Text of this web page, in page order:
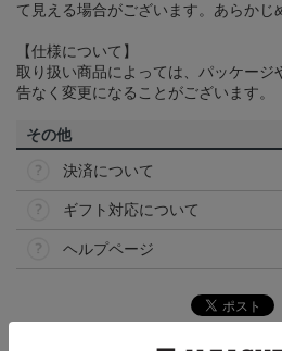
て見える場合がございます。あらかじ
【仕様について】
取り扱い商品によっては、パッケージ
告なく変更になることがございます。
その他
決済について
ギフト対応について
ヘルプページ